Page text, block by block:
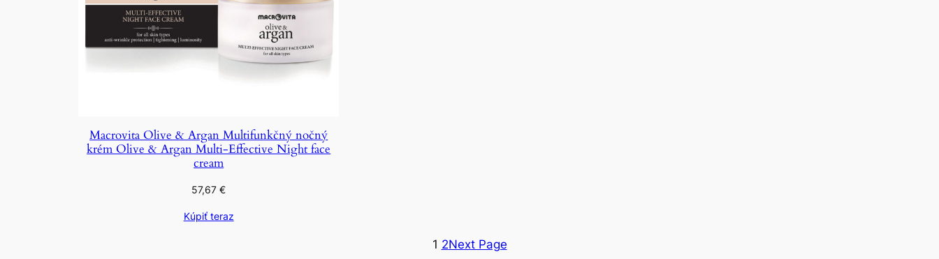
Macrovita Olive & Argan Multifunkčný nočný
krém Olive & Argan Multi-Effective Night face
cream
57,67€
Kúpiť teraz
1 2Next Page